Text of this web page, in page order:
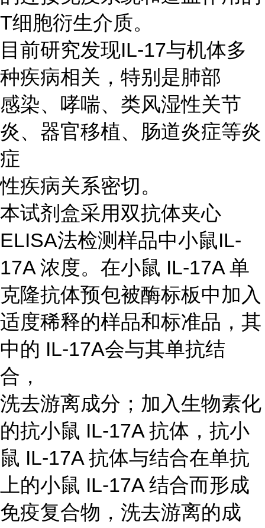
T细胞衍生介质。
目前研究发现IL-17与机体多
种疾病相关，特别是肺部
感染、哮喘、类风湿性关节
炎、器官移植、肠道炎症等炎
症
性疾病关系密切。
本试剂盒采用双抗体夹心
ELISA法检测样品中小鼠IL-
17A 浓度。在小鼠 IL-17A 单
克隆抗体预包被酶标板中加入
适度稀释的样品和标准品，其
中的 IL-17A会与其单抗结
合，
洗去游离成分；加入生物素化
的抗小鼠 IL-17A 抗体，抗小
鼠 IL-17A 抗体与结合在单抗
上的小鼠 IL-17A 结合而形成
免疫复合物，洗去游离的成